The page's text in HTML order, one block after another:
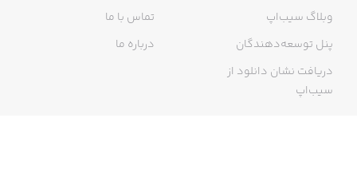
وبلاگ سیب‌اپ
پنل توسعه‌دهندگان
دریافت نشان دانلود از
سیب‌اپ
تماس با ما
درباره ما